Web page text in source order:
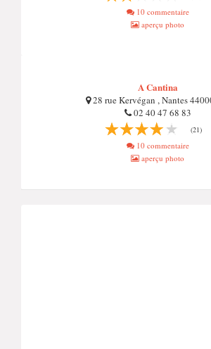
10 commentaire
aperçu photo
A Cantina
28 rue Kervégan , Nantes
02 40 47 68 83
(21)
10 commentaire
aperçu photo